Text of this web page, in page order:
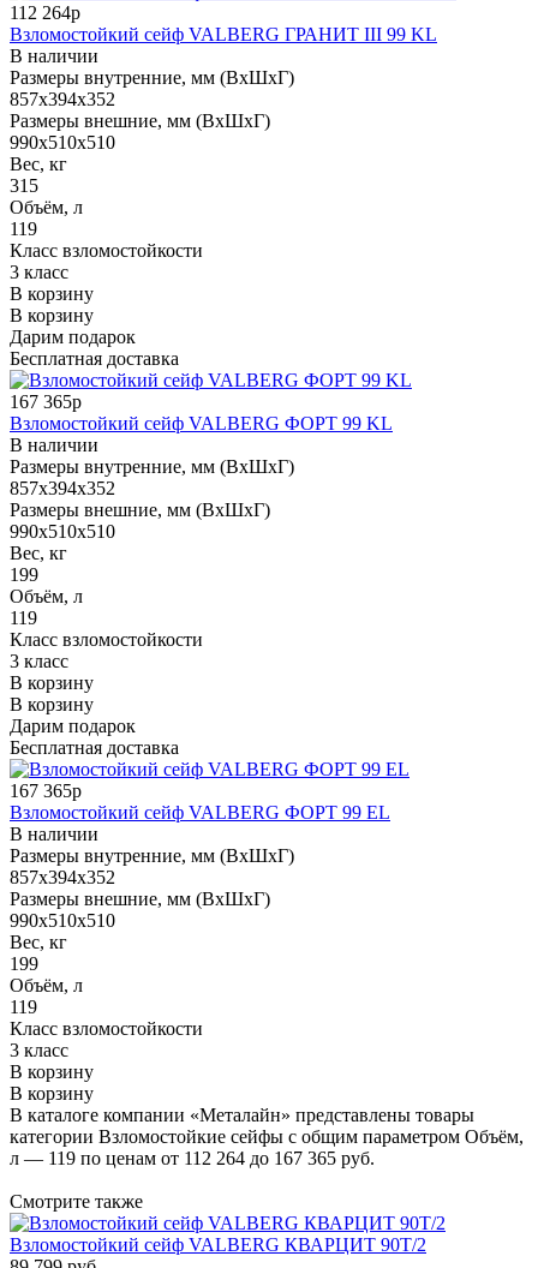
112 264р
Взломостойкий сейф VALBERG ГРАНИТ III 99 KL
В наличии
Размеры внутренние, мм (ВхШхГ)
857x394x352
Размеры внешние, мм (ВхШхГ)
990x510x510
Вес, кг
315
Объём, л
119
Класс взломостойкости
3 класс
В корзину
В корзину
Дарим подарок
Бесплатная доставка
167 365р
Взломостойкий сейф VALBERG ФОРТ 99 KL
В наличии
Размеры внутренние, мм (ВхШхГ)
857x394x352
Размеры внешние, мм (ВхШхГ)
990x510x510
Вес, кг
199
Объём, л
119
Класс взломостойкости
3 класс
В корзину
В корзину
Дарим подарок
Бесплатная доставка
167 365р
Взломостойкий сейф VALBERG ФОРТ 99 EL
В наличии
Размеры внутренние, мм (ВхШхГ)
857x394x352
Размеры внешние, мм (ВхШхГ)
990x510x510
Вес, кг
199
Объём, л
119
Класс взломостойкости
3 класс
В корзину
В корзину
В каталоге компании «Металайн» представлены товары
категории Взломостойкие сейфы с общим параметром Объём,
л — 119 по ценам от 112 264 до 167 365 руб.
Смотрите также
Взломостойкий сейф VALBERG КВАРЦИТ 90Т/2